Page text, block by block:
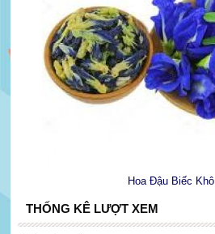
Hoa Đậu Biếc Khô
THỐNG KÊ LƯỢT XEM